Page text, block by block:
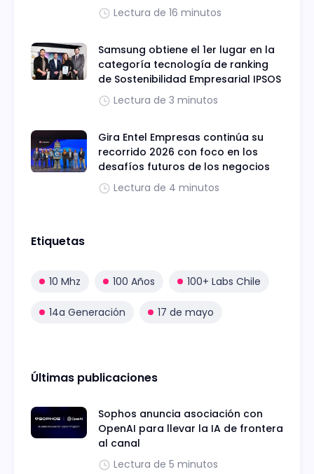
Lectura de 16 minutos
Samsung obtiene el 1er lugar en la
categoría tecnología de ranking
de Sostenibilidad Empresarial IPSOS
Lectura de 3 minutos
Gira Entel Empresas continúa su
recorrido 2026 con foco en los
desafíos futuros de los negocios
Lectura de 4 minutos
Etiquetas
10 Mhz 100 Años 100+ Labs Chile
14a Generación 17 de mayo
Últimas publicaciones
Sophos anuncia asociación con
OpenAI para llevar la IA de frontera
al canal
Lectura de 5 minutos